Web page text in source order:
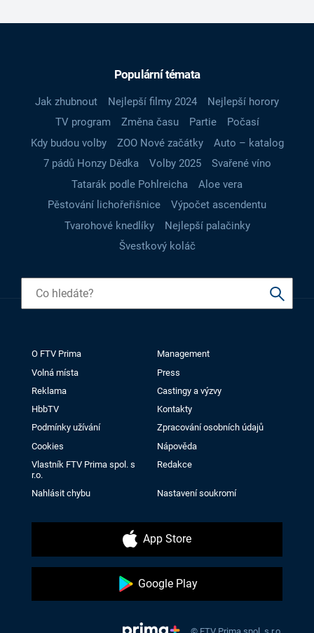
Populární témata
Jak zhubnout Nejlepší filmy 2024
Nejlepší horory
TV program
Změna času Partie
Počasí
Kdy budou volby
ZOO Nové začátky
Auto – katalog
7 pádů Honzy Dědka
Volby 2025
Svařené víno
Tatarák podle Pohlreicha
Aloe vera
Pěstování lichořeřišnice
Výpočet ascendentu
Tvarohové knedlíky
Nejlepší palačinky
Švestkový koláč
O FTV Prima
Management
Volná místa
Press
Reklama
Castingy a výzvy
HbbTV
Kontakty
Podmínky užívání
Zpracování osobních údajů
Cookies
Nápověda
Vlastník FTV Prima spol. s
r.o.
Redakce
Nahlásit chybu Nastavení soukromí
App Store
Google Play